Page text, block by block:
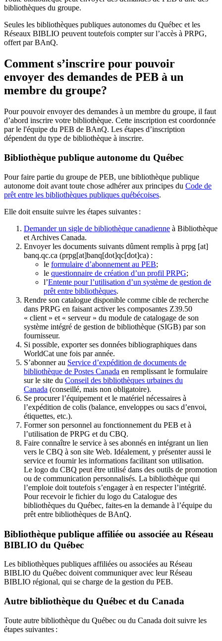
bibliothèques du groupe.
Seules les bibliothèques publiques autonomes du Québec et les
Réseaux BIBLIO peuvent toutefois compter sur l’accès à PRPG,
offert par BAnQ.
Comment s’inscrire pour pouvoir
envoyer des demandes de PEB à un
membre du groupe?
Pour pouvoir envoyer des demandes à un membre du groupe, il faut
d’abord inscrire votre bibliothèque. Cette inscription est coordonnée
par le l'équipe du PEB de BAnQ. Les étapes d’inscription
dépendent du type de bibliothèque à inscrire.
Bibliothèque publique autonome du Québec
Pour faire partie du groupe de PEB, une bibliothèque publique
autonome doit avant toute chose adhérer aux principes du Code de
prêt entre les bibliothèques publiques québécoises.
Elle doit ensuite suivre les étapes suivantes :
Demander un sigle de bibliothèque canadienne à Bibliothèque
et Archives Canada.
Envoyer les documents suivants dûment remplis à prpg [at]
banq.qc.ca (prpg[at]banq[dot]qc[dot]ca) :
le formulaire d’abonnement au PEB;
le questionnaire de création d’un profil PRPG;
l’Entente pour l’utilisation d’un système de gestion de
prêt entre bibliothèques.
Rendre son catalogue disponible comme cible de recherche
dans PRPG en faisant activer les composantes Z39.50
« client » et « serveur » du module de catalogage de son
système intégré de gestion de bibliothèque (SIGB) par son
fournisseur.
Si possible, exporter ses données bibliographiques dans
WorldCat une fois par année.
S’abonner au Service d’expédition de documents de
bibliothèque de Postes Canada en remplissant le formulaire
sur le site du Conseil des bibliothèques urbaines du
Canada (conseillé, mais non obligatoire).
Se procurer l’équipement et le matériel nécessaires à
l’expédition de colis (balance, enveloppes ou sacs d’envoi,
étiquettes, etc.).
Former son personnel au fonctionnement du PEB et à
l’utilisation de PRPG et du CBQ.
Faire connaître le service à ses abonnés en intégrant un lien
vers le CBQ à son site Web. Idéalement, y présenter aussi le
service et fournir les informations facilitant son utilisation.
Le logo du CBQ peut être utilisé dans des outils de promotion
ou de communication personnalisés. La bibliothèque qui
l’emploie doit toutefois s’engager à en respecter l’intégrité.
Pour recevoir le fichier du logo du Catalogue des
bibliothèques du Québec, faites-en la demande à l’équipe du
prêt entre bibliothèques de BAnQ.
Bibliothèque publique affiliée ou associée au Réseau
BIBLIO du Québec
Les bibliothèques publiques affiliées ou associées au Réseau
BIBLIO du Québec doivent communiquer avec leur Réseau
BIBLIO régional, qui se charge de la gestion du PEB.
Autre bibliothèque du Québec et du Canada
Toute autre bibliothèque du Québec ou du Canada doit suivre les
étapes suivantes :